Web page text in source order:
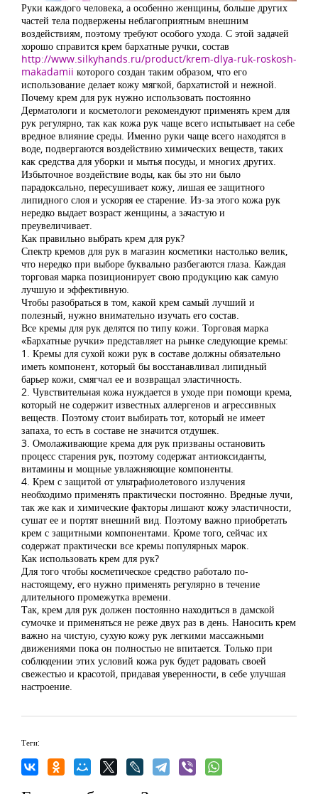
Руки каждого человека, а особенно женщины, больше других
частей тела подвержены неблагоприятным внешним
воздействиям, поэтому требуют особого ухода. С этой задачей
хорошо справится крем бархатные ручки, состав
http://www.silkyhands.ru/product/krem-dlya-ruk-roskosh-
makadamii которого создан таким образом, что его
использование делает кожу мягкой, бархатистой и нежной.
Почему крем для рук нужно использовать постоянно
Дерматологи и косметологи рекомендуют применять крем для
рук регулярно, так как кожа рук чаще всего испытывает на себе
вредное влияние среды. Именно руки чаще всего находятся в
воде, подвергаются воздействию химических веществ, таких
как средства для уборки и мытья посуды, и многих других.
Избыточное воздействие воды, как бы это ни было
парадоксально, пересушивает кожу, лишая ее защитного
липидного слоя и ускоряя ее старение. Из-за этого кожа рук
нередко выдает возраст женщины, а зачастую и
преувеличивает.
Как правильно выбрать крем для рук?
Спектр кремов для рук в магазин косметики настолько велик,
что нередко при выборе буквально разбегаются глаза. Каждая
торговая марка позиционирует свою продукцию как самую
лучшую и эффективную.
Чтобы разобраться в том, какой крем самый лучший и
полезный, нужно внимательно изучать его состав.
Все кремы для рук делятся по типу кожи. Торговая марка
«Бархатные ручки» представляет на рынке следующие кремы:
1. Кремы для сухой кожи рук в составе должны обязательно
иметь компонент, который бы восстанавливал липидный
барьер кожи, смягчал ее и возвращал эластичность.
2. Чувствительная кожа нуждается в уходе при помощи крема,
который не содержит известных аллергенов и агрессивных
веществ. Поэтому стоит выбирать тот, который не имеет
запаха, то есть в составе не значится отдушек.
3. Омолаживающие крема для рук призваны остановить
процесс старения рук, поэтому содержат антиоксиданты,
витамины и мощные увлажняющие компоненты.
4. Крем с защитой от ультрафиолетового излучения
необходимо применять практически постоянно. Вредные лучи,
так же как и химические факторы лишают кожу эластичности,
сушат ее и портят внешний вид. Поэтому важно приобретать
крем с защитными компонентами. Кроме того, сейчас их
содержат практически все кремы популярных марок.
Как использовать крем для рук?
Для того чтобы косметическое средство работало по-
настоящему, его нужно применять регулярно в течение
длительного промежутка времени.
Так, крем для рук должен постоянно находиться в дамской
сумочке и применяться не реже двух раз в день. Наносить крем
важно на чистую, сухую кожу рук легкими массажными
движениями пока он полностью не впитается. Только при
соблюдении этих условий кожа рук будет радовать своей
свежестью и красотой, придавая уверенности, в себе улучшая
настроение.
Теги: